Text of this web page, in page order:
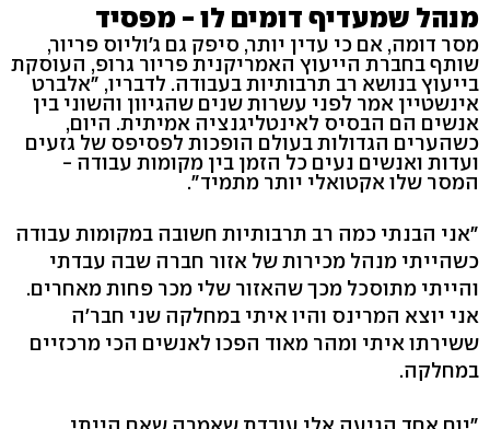
מנהל שמעדיף דומים לו - מפסיד
מסר דומה, אם כי עדין יותר, סיפק גם ג'וליוס פריור,
שותף בחברת הייעוץ האמריקנית פריור גרופ, העוסקת
בייעוץ בנושא רב תרבותיות בעבודה. לדבריו, "אלברט
אינשטיין אמר לפני עשרות שנים שהגיוון והשוני בין
אנשים הם הבסיס לאינטליגנציה אמיתית. היום,
כשהערים הגדולות בעולם הופכות לפסיפס של גזעים
ועדות ואנשים נעים כל הזמן בין מקומות עבודה -
המסר שלו אקטואלי יותר מתמיד".
"אני הבנתי כמה רב תרבותיות חשובה במקומות עבודה
כשהייתי מנהל מכירות של אזור חברה שבה עבדתי
והייתי מתוסכל מכך שהאזור שלי מכר פחות מאחרים.
אני יוצא המרינס והיו איתי במחלקה שני חבר'ה
ששירתו איתי ומהר מאוד הפכו לאנשים הכי מרכזיים
במחלקה.